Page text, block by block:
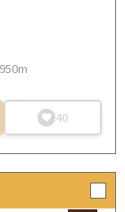
40